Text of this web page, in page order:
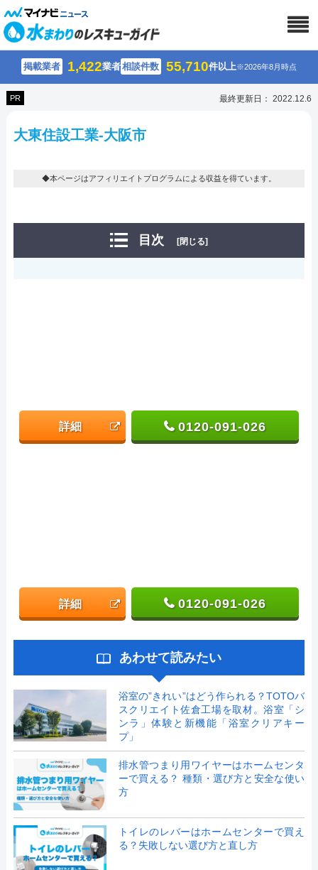
掲載業者 1,422業者相談件数 55,710件以上※2026年8月時点
PR 最終更新日： 2022.12.6
大東住設工業-大阪市
◆本ページはアフィリエイトプログラムによる収益を得ています。
目次 [閉じる]
詳細 0120-091-026
詳細 0120-091-026
あわせて読みたい
浴室の”きれい”はどう作られる？TOTOバ
スクリエイト佐倉工場を取材。浴室「シ
ンラ」体験と新機能「浴室クリアキー
プ」
排水管つまり用ワイヤーはホームセンタ
ーで買える？ 種類・選び方と安全な使い
方
トイレのレバーはホームセンターで買え
る？失敗しない選び方と直し方